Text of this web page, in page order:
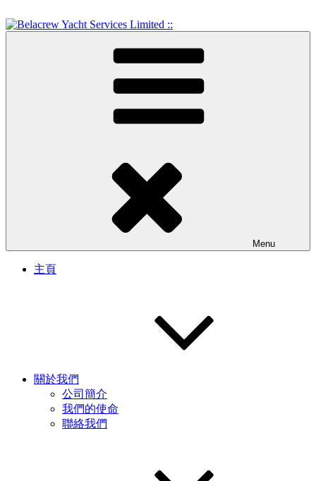
to
content
Belacrew Yacht Services
Crew Training and Yacht Service
Menu
主頁
關於我們
公司簡介
我們的使命
聯絡我們